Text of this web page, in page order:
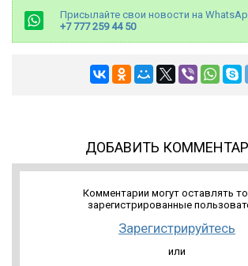
Присылайте свои новости на
+7 777 259 44 50
ДОБАВИТЬ
Комментарии могут оставлять
зарегистрированные
Зарегистрируйтесь
или